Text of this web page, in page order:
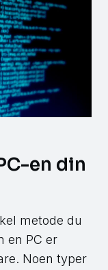
en din
metode du
en PC er
Noen typer